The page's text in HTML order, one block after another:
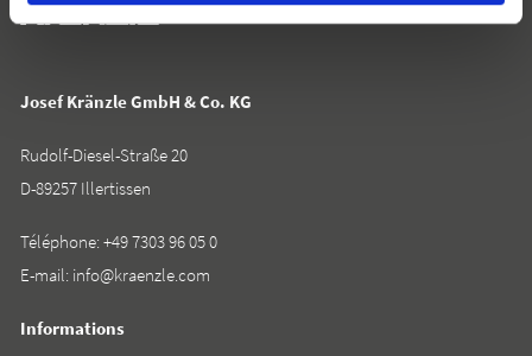
Josef Kränzle GmbH & Co. KG
Rudolf-Diesel-Straße 20
D-89257 Illertissen
Téléphone:+49 7303 96 05 0
E-mail: info@kraenzle.com
Informations